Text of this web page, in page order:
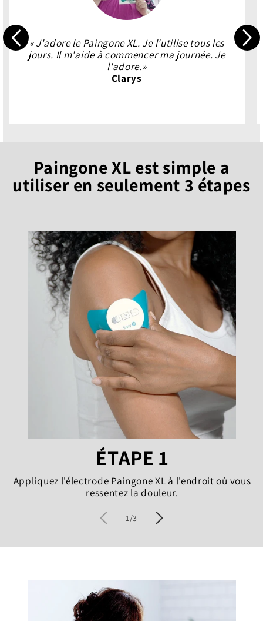
« J'adore le Paingone XL. Je l'utilise tous les
jours. Il m'aide à commencer ma journée. Je
l'adore.»
Clarys
Paingone XL est simple a
utiliser en seulement 3 étapes
ÉTAPE 1
Appliquez l'électrode Paingone XL à l'endroit où vous
ressentez la douleur.
1/van
3